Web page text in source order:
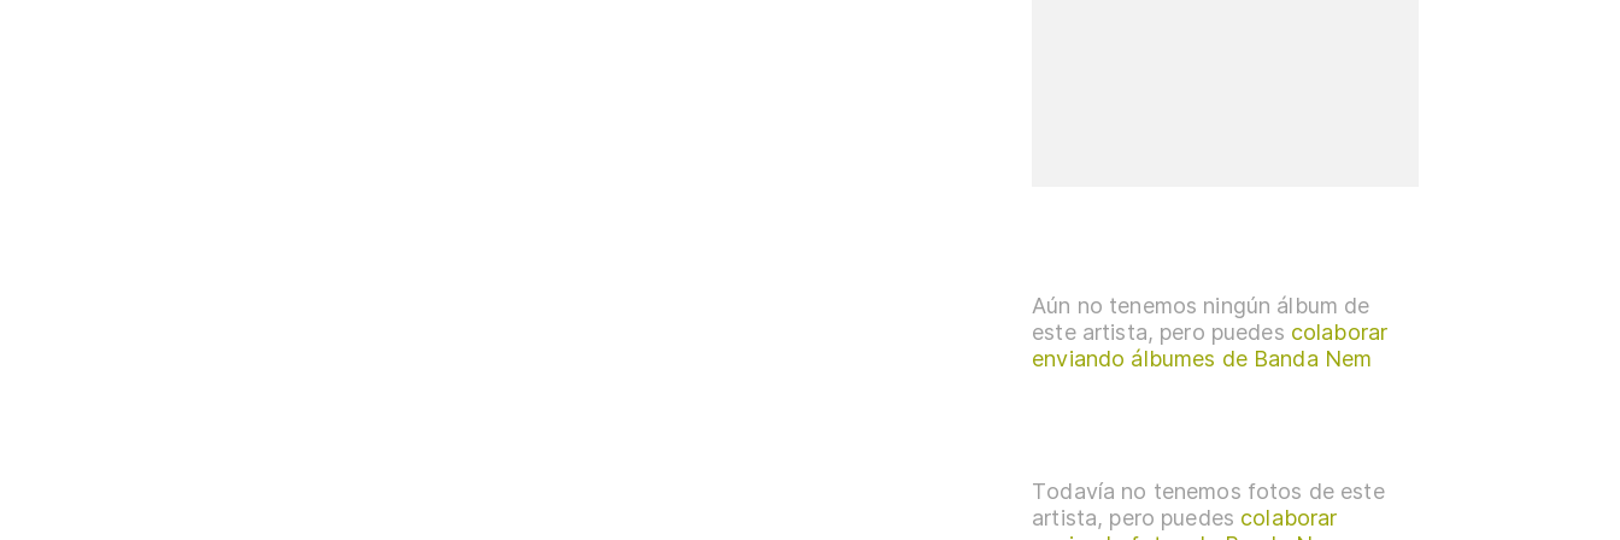
Aún no tenemos ningún álbum de
este artista, pero puedes colaborar
enviando álbumes de Banda Nem
Todavía no tenemos fotos de este
artista, pero puedes colaborar